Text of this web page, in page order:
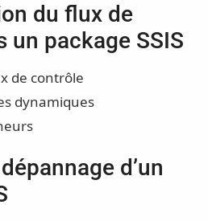
du flux de
un package SSIS
de contrôle
dynamiques
d’un